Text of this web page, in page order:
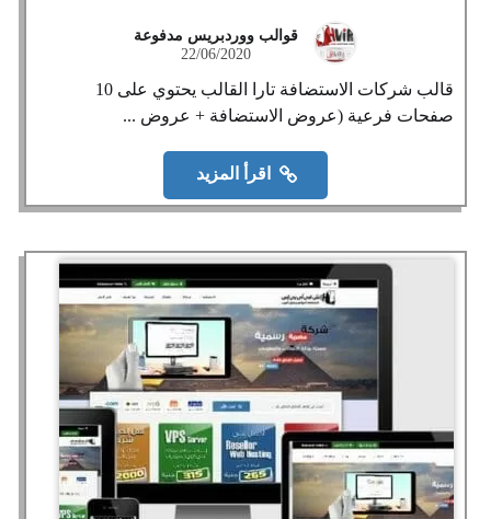
قوالب ووردبريس مدفوعة
22/06/2020
قالب شركات الاستضافة تارا القالب يحتوي على 10
صفحات فرعية (عروض الاستضافة + عروض ...
اقرأ المزيد